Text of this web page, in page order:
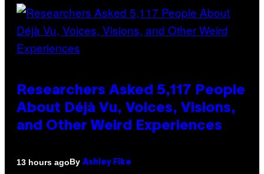
Researchers Asked 5,117 People
About Déjà Vu, Voices, Visions,
and Other Weird Experiences
13 hours agoBy Ashley Fike